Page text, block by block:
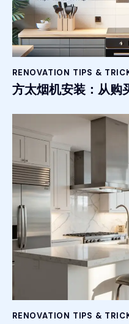
RENOVATION TIPS &
方太烟机安装：从购
RENOVATION TIPS &